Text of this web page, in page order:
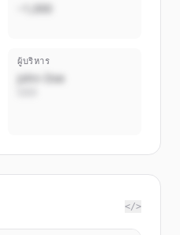
~1,000
ผู้บริหาร
John Doe
</>